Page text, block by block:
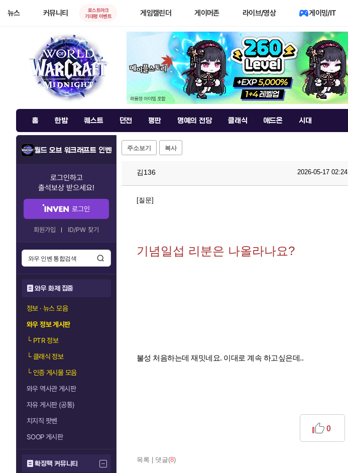
뉴스 커뮤니티
로스트아크
기대평 이벤트
게임캘린더 게이머존 라이브/영상 게이밍/IT
홈 한밤 퀘스트 던전 평판 명예의 전당 클래식 애드온 시대
월드 오브 워크래프트 인벤
로그인하고
출석보상 받으세요!
로그인
회원가입 ID/PW 찾기
와우 화제 집중
정보 · 뉴스 모음
와우 정보 게시판
└PTR 정보
└클래식 정보
└인증 게시물 모음
와우 역사관 게시판
자유 게시판 (공통)
치지직 팟벤
SOOP 게시판
확장팩 커뮤니티
주소보기 복사
김136 2026-05-17 02:24
[질문]
기념일섭 리분은 나올라나요?
불성 처음하는데 재밋네요. 이대로 계속 하고싶은데..
목록 댓글(8)
0